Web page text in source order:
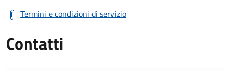
Termini e condizioni di servizio
Contatti